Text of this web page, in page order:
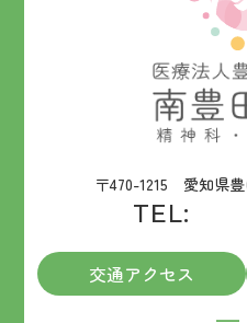
〒470-1215 愛知県
TEL:
交通アクセス